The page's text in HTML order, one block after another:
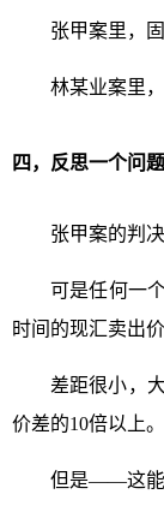
张甲案里，
林某业案里
四，反思一个问
张甲案的判
可是任何一
时间的现汇卖出
差距很小，
价差的10倍以上
但是——这能